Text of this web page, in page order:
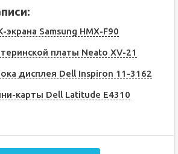
Samsung HMX-F90
платы Neato XV-21
дисплея Dell Inspiron 11-3162
карты Dell Latitude E4310